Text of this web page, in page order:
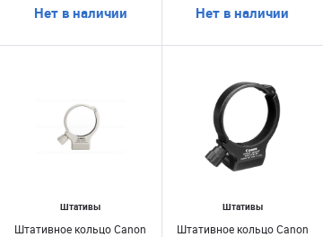
Нет в наличии Нет в наличии
Штативы
Штативное кольцо Canon
Штативы
Штативное кольцо Canon